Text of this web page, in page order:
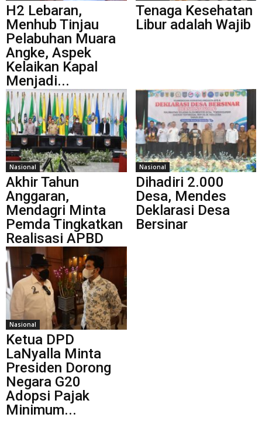
H2 Lebaran,
Menhub Tinjau
Pelabuhan Muara
Angke, Aspek
Kelaikan Kapal
Menjadi...
Tenaga Kesehatan
Libur adalah Wajib
Nasional
Akhir Tahun
Anggaran,
Mendagri Minta
Pemda Tingkatkan
Realisasi APBD
Nasional
Dihadiri 2.000
Desa, Mendes
Deklarasi Desa
Bersinar
Nasional
Ketua DPD
LaNyalla Minta
Presiden Dorong
Negara G20
Adopsi Pajak
Minimum...